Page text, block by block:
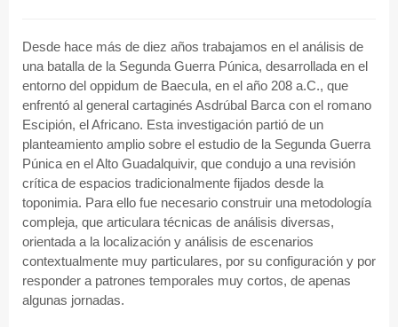
Desde hace más de diez años trabajamos en el análisis de
una batalla de la Segunda Guerra Púnica, desarrollada en el
entorno del oppidum de Baecula, en el año 208 a.C., que
enfrentó al general cartaginés Asdrúbal Barca con el romano
Escipión, el Africano. Esta investigación partió de un
planteamiento amplio sobre el estudio de la Segunda Guerra
Púnica en el Alto Guadalquivir, que condujo a una revisión
crítica de espacios tradicionalmente fijados desde la
toponimia. Para ello fue necesario construir una metodología
compleja, que articulara técnicas de análisis diversas,
orientada a la localización y análisis de escenarios
contextualmente muy particulares, por su configuración y por
responder a patrones temporales muy cortos, de apenas
algunas jornadas.